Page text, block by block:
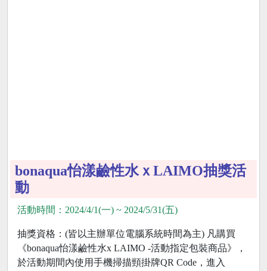
bonaqua怡漾鹼性水ｘLAIMO抽獎活
動
活動時間：2024/4/1(一) ~ 2024/5/31(五)
抽獎資格：(皆以主辦單位電腦系統時間為主) 凡購買
《bonaqua怡漾鹼性水x LAIMO -活動指定包裝商品》，
於活動期間內使用手機掃描頸掛牌QR Code，進入